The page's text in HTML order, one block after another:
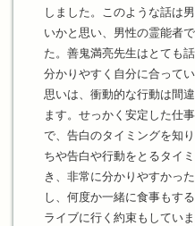
しました。このような話は
いかと思い、男性の霊能者
た。善鬼満亮先生はとても
分かりやすく自分に合って
思いは、衝動的な行動は間
ます。せっかく安定した仕
で、告白のタイミングを知
ちや告白や行動をとるタイ
き、非常に分かりやすかっ
し、何度か一緒に食事もす
ライブに行く約束もしてい